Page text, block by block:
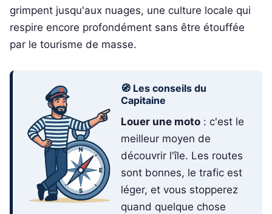
grimpent jusqu'aux nuages, une culture locale qui
respire encore profondément sans être étouffée
par le tourisme de masse.
🧭 Les conseils du
Capitaine
Louer une moto : c'est le
meilleur moyen de
découvrir l'île. Les routes
sont bonnes, le trafic est
léger, et vous stopperez
quand quelque chose